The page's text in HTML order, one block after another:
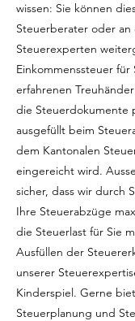
wissen: Sie können
Steuerberater oder an
Steuerexperten
Einkommenssteuer
erfahrenen
die Steuerdokumente
ausgefüllt beim
dem Kantonalen
eingereicht wird.
sicher, dass wir durch
Ihre Steuerabzüge
die Steuerlast für Sie
Ausfüllen der
unserer
Kinderspiel. Gerne
Steuerplanung und